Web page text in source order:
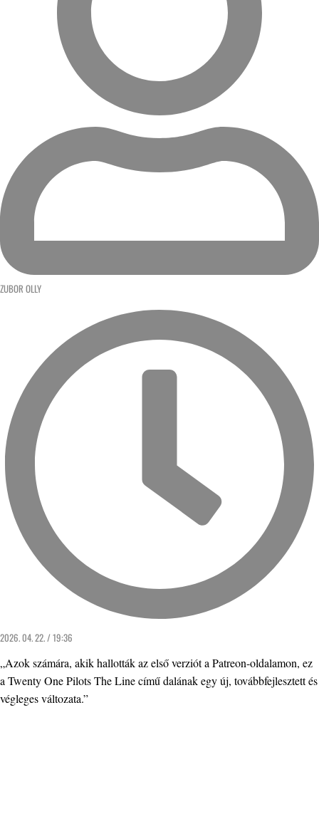
ZUBOR OLLY
2026. 04. 22. / 19:36
„Azok számára, akik hallották az első verziót a Patreon-oldalamon, ez
a Twenty One Pilots The Line című dalának egy új, továbbfejlesztett és
végleges változata.”